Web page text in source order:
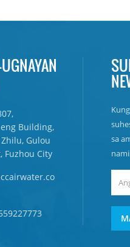
Building,
Gulou
Fuzhou City
sa